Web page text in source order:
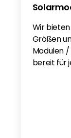
Wir
Größen
Modulen
bereit für